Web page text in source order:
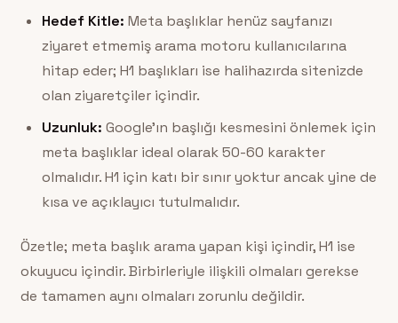
Hedef Kitle: Meta başlıklar henüz sayfanızı
ziyaret etmemiş arama motoru kullanıcılarına
hitap eder; H1 başlıkları ise halihazırda sitenizde
olan ziyaretçiler içindir.
Uzunluk: Google’ın başlığı kesmesini önlemek için
meta başlıklar ideal olarak 50-60 karakter
olmalıdır. H1 için katı bir sınır yoktur ancak yine de
kısa ve açıklayıcı tutulmalıdır.
Özetle; meta başlık arama yapan kişi içindir, H1 ise
okuyucu içindir. Birbirleriyle ilişkili olmaları gerekse
de tamamen aynı olmaları zorunlu değildir.